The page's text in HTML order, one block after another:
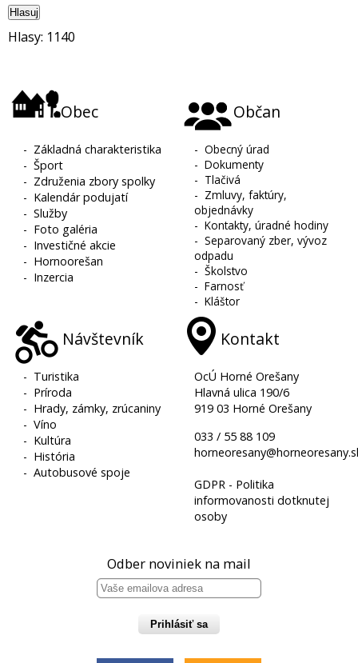
Hlasuj
Hlasy: 1140
Obec
- Základná charakteristika
-Šport
- Združenia zbory spolky
- Kalendár podujatí
-Služby
- Foto galéria
- Investičné akcie
- Hornoorešan
- Inzercia
Občan
-Obecný úrad
-Dokumenty
- Tlačivá
- Zmluvy, faktúry,
objednávky
-Kontakty, úradné hodiny
-Separovaný zber, vývoz
odpadu
-Školstvo
-Farnosť
-Kláštor
Návštevník
- Turistika
- Príroda
- Hrady, zámky, zrúcaniny
-Víno
- Kultúra
- História
-Autobusové spoje
Kontakt
OcÚ Horné Orešany
Hlavná ulica 190/6
919 03 Horné Orešany
033 / 55 88 109
GDPR - Politika
informovanosti dotknutej
osoby
Odber noviniek na mail
Prihlásiť sa